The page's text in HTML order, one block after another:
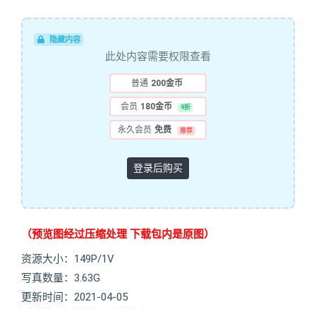
隐藏内容
此处内容需要权限查看
普通 200金币
会员 180金币 9折
永久会员 免费 推荐
登录后购买
（预览图经过压缩处理 下载包内是原图）
资源大小：149P/1V
写真数量：3.63G
更新时间：2021-04-05